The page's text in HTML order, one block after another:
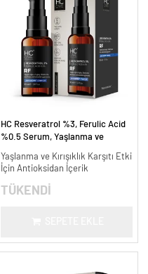
HC Resveratrol %3, Ferulic Acid
%0.5 Serum, Yaşlanma ve
Yaşlanma ve Kırışıklık Karşıtı Etki
İçin Antioksidan İçerik
TÜKENDİ